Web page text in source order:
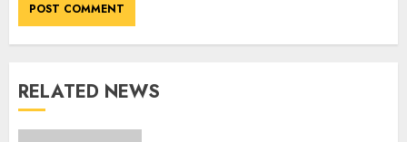
RELATED NEWS